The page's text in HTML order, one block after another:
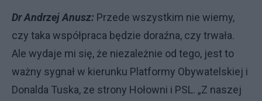
Dr Andrzej Anusz: Przede wszystkim nie wiemy,
czy taka współpraca będzie doraźna, czy trwała.
Ale wydaje mi się, że niezależnie od tego, jest to
ważny sygnał w kierunku Platformy Obywatelskiej i
Donalda Tuska, ze strony Hołowni i PSL. „Z naszej